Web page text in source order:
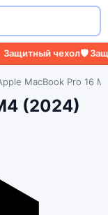
чехол🛡️ Защитное
MacBook Pro 16
(2024)